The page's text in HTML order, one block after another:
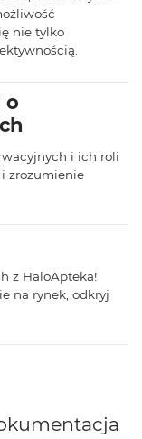
nie tylko
o
i ich roli
zrozumienie
z HaloApteka!
na rynek, odkryj